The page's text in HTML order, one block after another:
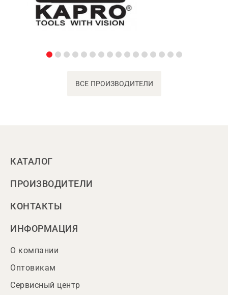
ВСЕ ПРОИЗВОДИТЕЛИ
КАТАЛОГ
ПРОИЗВОДИТЕЛИ
КОНТАКТЫ
ИНФОРМАЦИЯ
О компании
Оптовикам
Сервисный центр